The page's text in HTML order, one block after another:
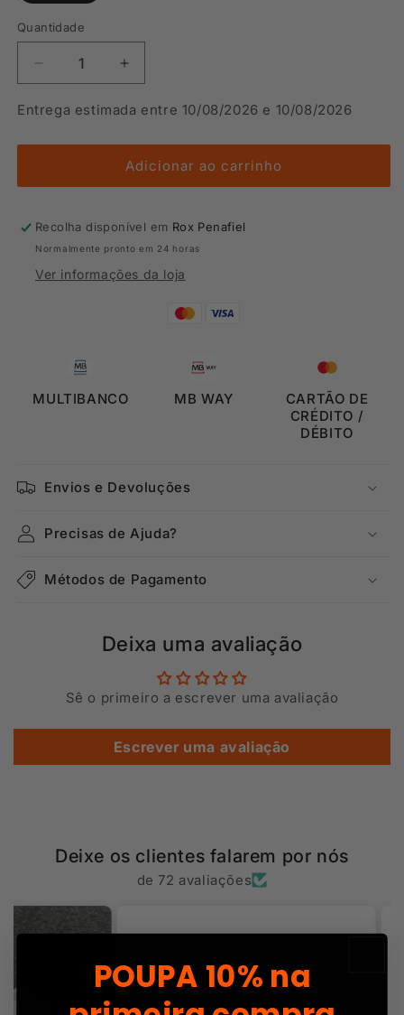
Quantidade
Diminuir
a
quantidade
T-
de
Puma
Aumentar
a
quantidade
T-
shirts
de
Puma
Entrega estimada entre 10/08/2026 e 10/08/2026
Adicionar ao carrinho
Recolha disponível em Rox Penafiel
Normalmente pronto em 24 horas
Ver informações da loja
MULTIBANCO MB WAY
CARTÃO DE
CRÉDITO /
DÉBITO
Envios e Devoluções
Precisas de Ajuda?
Métodos de Pagamento
Deixa uma avaliação
Sê o primeiro a escrever uma avaliação
Escrever uma avaliação
Deixe os clientes falarem por nós
de 72 avaliações
POUPA 10% na